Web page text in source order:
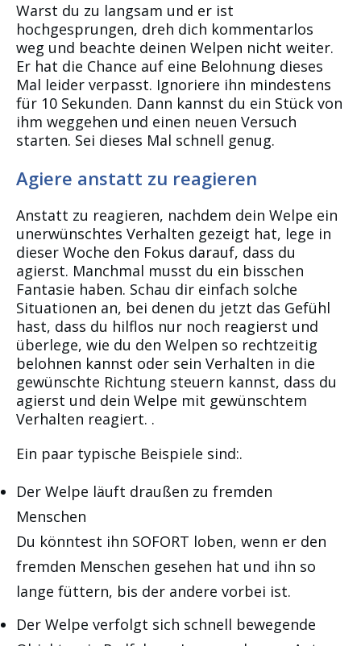
Warst du zu langsam und er ist
hochgesprungen, dreh dich kommentarlos
weg und beachte deinen Welpen nicht weiter.
Er hat die Chance auf eine Belohnung dieses
Mal leider verpasst. Ignoriere ihn mindestens
für 10 Sekunden. Dann kannst du ein Stück von
ihm weggehen und einen neuen Versuch
starten. Sei dieses Mal schnell genug.
Agiere anstatt zu reagieren
Anstatt zu reagieren, nachdem dein Welpe ein
unerwünschtes Verhalten gezeigt hat, lege in
dieser Woche den Fokus darauf, dass du
agierst. Manchmal musst du ein bisschen
Fantasie haben. Schau dir einfach solche
Situationen an, bei denen du jetzt das Gefühl
hast, dass du hilflos nur noch reagierst und
überlege, wie du den Welpen so rechtzeitig
belohnen kannst oder sein Verhalten in die
gewünschte Richtung steuern kannst, dass du
agierst und dein Welpe mit gewünschtem
Verhalten reagiert. .
Ein paar typische Beispiele sind:.
Der Welpe läuft draußen zu fremden
Menschen
Du könntest ihn SOFORT loben, wenn er den
fremden Menschen gesehen hat und ihn so
lange füttern, bis der andere vorbei ist.
Der Welpe verfolgt sich schnell bewegende